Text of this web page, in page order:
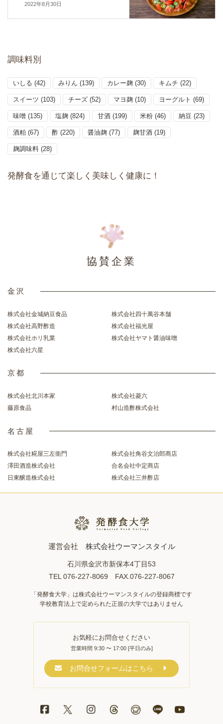
2022年8月30日
調味料別
いしる (42) みりん (139) カレー麹 (30) キムチ (22)
スイーツ (103) チーズ (52) マヨ麹 (10) ヨーグルト (69)
味噌 (135) 塩麹 (824) 甘酒 (199) 米粉 (46) 納豆 (23)
酒粕 (67) 酢 (220) 醤油麹 (77) 麹甘酒 (19)
麹調味料 (28)
発酵食を通じて楽しく美味しく健康に！
協賛企業
金沢
株式会社金城納豆食品
株式会社四十萬谷本舗
株式会社高野酢造
株式会社福光屋
株式会社ホリ乳業
株式会社ヤマト醤油味噌
株式会社六星
京都
株式会社北川本家
株式会社菱六
藤原食品
村山造酢株式会社
名古屋
株式会社糀屋三左衛門
株式会社角谷文治郎商店
澤田酒造株式会社
合名会社中定商店
日東醸造株式会社
株式会社三井酢店
運営会社 株式会社ウーマンスタイル
石川県金沢市新保本4丁目53
TEL 076-227-8069 FAX.076-227-8067
「発酵食大学」は株式会社ウーマンスタイルの登録商標です
学校教育法上で定められた正規の大学ではありません
お気軽にお問合せください
営業時間 9:30 〜 17:00 [平日のみ]
お問合せフォームはこちら